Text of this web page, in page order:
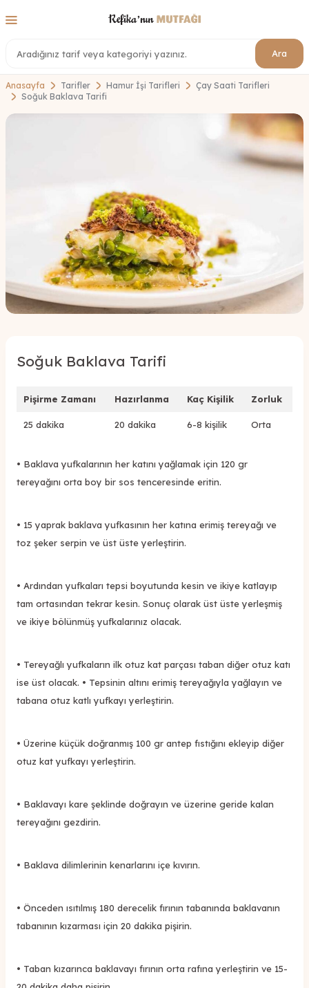
Ara
Anasayfa Tarifler Hamur İşi Tarifleri
Çay Saati Tarifleri
Soğuk Baklava Tarifi
Soğuk Baklava Tarifi
Pişirme Zamanı Hazırlanma Kaç Kişilik Zorluk
25 dakika 20 dakika 6-8 kişilik Orta
• Baklava yufkalarının her katını yağlamak için 120 gr
tereyağını orta boy bir sos tenceresinde eritin.
• 15 yaprak baklava yufkasının her katına erimiş tereyağı ve
toz şeker serpin ve üst üste yerleştirin.
• Ardından yufkaları tepsi boyutunda kesin ve ikiye katlayıp
tam ortasından tekrar kesin. Sonuç olarak üst üste yerleşmiş
ve ikiye bölünmüş yufkalarınız olacak.
• Tereyağlı yufkaların ilk otuz kat parçası taban diğer otuz katı
ise üst olacak. • Tepsinin altını erimiş tereyağıyla yağlayın ve
tabana otuz katlı yufkayı yerleştirin.
• Üzerine küçük doğranmış 100 gr antep fıstığını ekleyip diğer
otuz kat yufkayı yerleştirin.
• Baklavayı kare şeklinde doğrayın ve üzerine geride kalan
tereyağını gezdirin.
• Baklava dilimlerinin kenarlarını içe kıvırın.
• Önceden ısıtılmış 180 derecelik fırının tabanında baklavanın
tabanının kızarması için 20 dakika pişirin.
• Taban kızarınca baklavayı fırının orta rafına yerleştirin ve 15-